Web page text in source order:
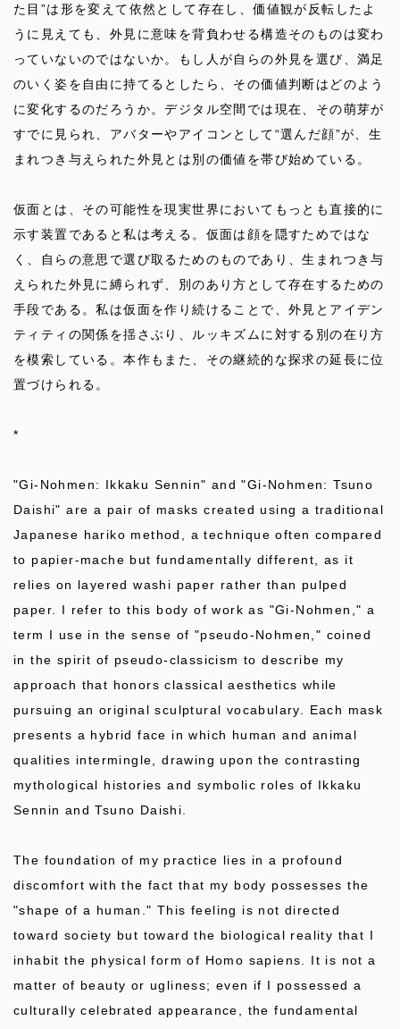
た目”は形を変えて依然として存在し、価値観が反転したよ
うに見えても、外見に意味を背負わせる構造そのものは変わ
っていないのではないか。もし人が自らの外見を選び、満足
のいく姿を自由に持てるとしたら、その価値判断はどのよう
に変化するのだろうか。デジタル空間では現在、その萌芽が
すでに見られ、アバターやアイコンとして“選んだ顔”が、生
まれつき与えられた外見とは別の価値を帯び始めている。
仮面とは、その可能性を現実世界においてもっとも直接的に
示す装置であると私は考える。仮面は顔を隠すためではな
く、自らの意思で選び取るためのものであり、生まれつき与
えられた外見に縛られず、別のあり方として存在するための
手段である。私は仮面を作り続けることで、外見とアイデン
ティティの関係を揺さぶり、ルッキズムに対する別の在り方
を模索している。本作もまた、その継続的な探求の延長に位
置づけられる。
*
"Gi-Nohmen: Ikkaku Sennin" and "Gi-Nohmen: Tsuno
Daishi" are a pair of masks created using a traditional
Japanese hariko method, a technique often compared
to papier-mache but fundamentally different, as it
relies on layered washi paper rather than pulped
paper. I refer to this body of work as "Gi-Nohmen," a
term I use in the sense of "pseudo-Nohmen," coined
in the spirit of pseudo-classicism to describe my
approach that honors classical aesthetics while
pursuing an original sculptural vocabulary. Each mask
presents a hybrid face in which human and animal
qualities intermingle, drawing upon the contrasting
mythological histories and symbolic roles of Ikkaku
Sennin and Tsuno Daishi.
The foundation of my practice lies in a profound
discomfort with the fact that my body possesses the
"shape of a human." This feeling is not directed
toward society but toward the biological reality that I
inhabit the physical form of Homo sapiens. It is not a
matter of beauty or ugliness; even if I possessed a
culturally celebrated appearance, the fundamental